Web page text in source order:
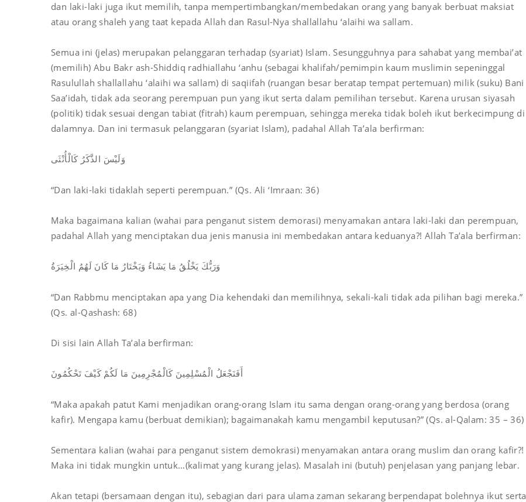
dan laki-laki juga ikut memilih, tanpa mempertimbangkan/membedakan orang yang banyak berbuat maksiat
atau orang shaleh yang taat kepada Allah dan Rasul-Nya shallallahu ‘alaihi wa sallam.
Semua ini (jelas) merupakan pelanggaran terhadap (syariat) Islam. Sesungguhnya para sahabat yang membai’at
(memilih) Abu Bakr ash-Shiddiq radhiallahu ‘anhu (sebagai khalifah/pemimpin kaum muslimin sepeninggal
Rasulullah shallallahu ‘alaihi wa sallam) di saqiifah (ruangan besar beratap tempat pertemuan) milik (suku) Bani
Saa’idah, tidak ada seorang perempuan pun yang ikut serta dalam pemilihan tersebut. Karena urusan siyasah
(politik) tidak sesuai dengan tabiat (fitrah) kaum perempuan, sehingga mereka tidak boleh ikut berkecimpung di
dalamnya. Dan ini termasuk pelanggaran (syariat Islam), padahal Allah Ta’ala berfirman:
وَلَيْسَ الذَّكَرُ كَالْأُنْثَى
“Dan laki-laki tidaklah seperti perempuan.” (Qs. Ali ‘Imraan: 36)
Maka bagaimana kalian (wahai para penganut sistem demorasi) menyamakan antara laki-laki dan perempuan,
padahal Allah yang menciptakan dua jenis manusia ini membedakan antara keduanya?! Allah Ta’ala berfirman:
وَرَبُّكَ يَخْلُقُ مَا يَشَاءُ وَيَخْتَارُ مَا كَانَ لَهُمُ الْخِيَرَةُ
“Dan Rabbmu menciptakan apa yang Dia kehendaki dan memilihnya, sekali-kali tidak ada pilihan bagi mereka.”
(Qs. al-Qashash: 68)
Di sisi lain Allah Ta’ala berfirman:
أَفَنَجْعَلُ الْمُسْلِمِينَ كَالْمُجْرِمِينَ مَا لَكُمْ كَيْفَ تَحْكُمُونَ
“Maka apakah patut Kami menjadikan orang-orang Islam itu sama dengan orang-orang yang berdosa (orang
kafir). Mengapa kamu (berbuat demikian); bagaimanakah kamu mengambil keputusan?” (Qs. al-Qalam: 35 – 36)
Sementara kalian (wahai para penganut sistem demokrasi) menyamakan antara orang muslim dan orang kafir?!
Maka ini tidak mungkin untuk…(kalimat yang kurang jelas). Masalah ini (butuh) penjelasan yang panjang lebar.
Akan tetapi (bersamaan dengan itu), sebagian dari para ulama zaman sekarang berpendapat bolehnya ikut serta